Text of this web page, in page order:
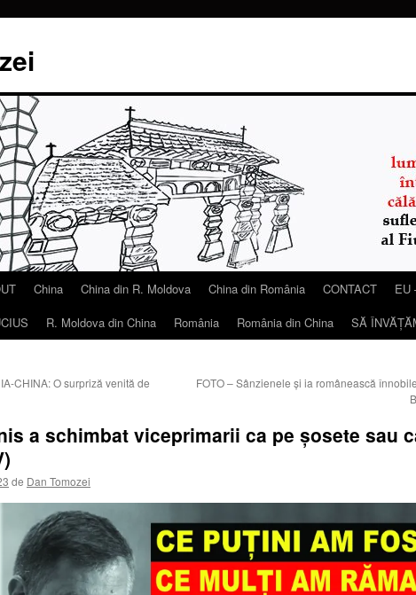
China China din R. Moldova China din România CONTACT EU
R. Moldova din China România România din China SĂ
CHINA: O surpriză venită de
FOTO – Sânzienele și ia românească
a schimbat viceprimarii ca pe șosete sau
de Dan Tomozei